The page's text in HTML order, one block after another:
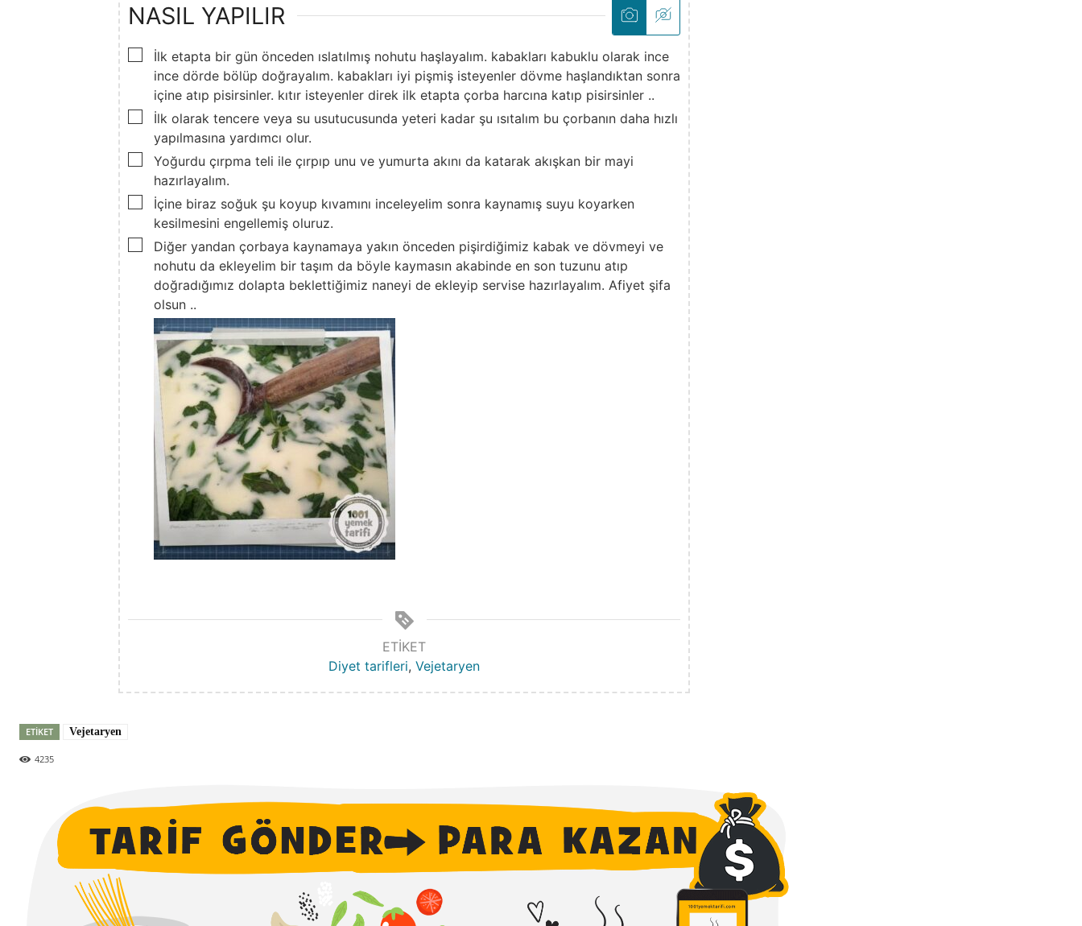
NASIL YAPILIR
▢
İlk etapta bir gün önceden ıslatılmış nohutu haşlayalım. kabakları kabuklu olarak ince
ince dörde bölüp doğrayalım. kabakları iyi pişmiş isteyenler dövme haşlandıktan sonra
içine atıp pisirsinler. kıtır isteyenler direk ilk etapta çorba harcına katıp pisirsinler ..
▢
İlk olarak tencere veya su usutucusunda yeteri kadar şu ısıtalım bu çorbanın daha hızlı
yapılmasına yardımcı olur.
▢
Yoğurdu çırpma teli ile çırpıp unu ve yumurta akını da katarak akışkan bir mayi
hazırlayalım.
▢
İçine biraz soğuk şu koyup kıvamını inceleyelim sonra kaynamış suyu koyarken
kesilmesini engellemiş oluruz.
▢
Diğer yandan çorbaya kaynamaya yakın önceden pişirdiğimiz kabak ve dövmeyi ve
nohutu da ekleyelim bir taşım da böyle kaymasın akabinde en son tuzunu atıp
doğradığımız dolapta beklettiğimiz naneyi de ekleyip servise hazırlayalım. Afiyet şifa
olsun ..
ETIKET
Diyet tarifleri, Vejetaryen
ETIKET Vejetaryen
4235